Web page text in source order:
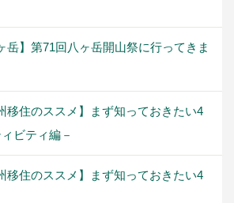
岳】第71回八ヶ岳開山祭に行ってきま
移住のススメ】まず知っておきたい4
ビティ編－
移住のススメ】まず知っておきたい4